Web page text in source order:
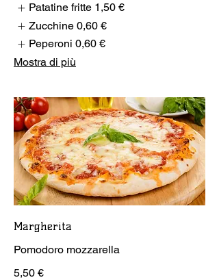
Patatine fritte 1,50 €
Zucchine 0,60 €
Peperoni 0,60 €
Mostra di più
Margherita
Pomodoro mozzarella
5,50 €